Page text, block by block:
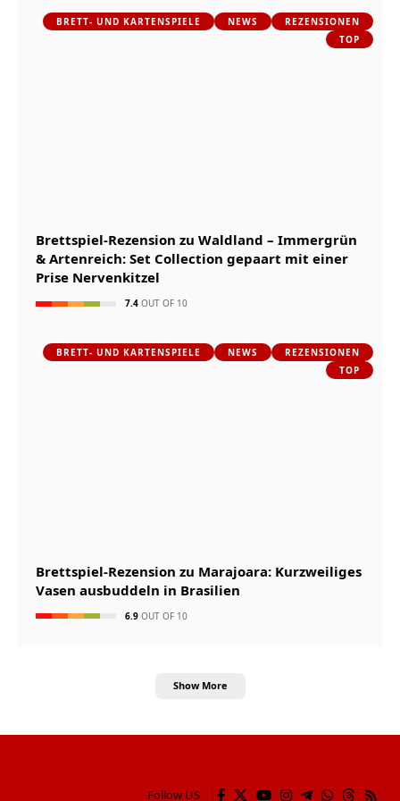
BRETT- UND KARTENSPIELE NEWS
REZENSIONEN
TOP
Brettspiel-Rezension zu Waldland – Immergrün
& Artenreich: Set Collection gepaart mit einer
Prise Nervenkitzel
7.4 OUT OF 10
BRETT- UND KARTENSPIELE NEWS
REZENSIONEN
TOP
Brettspiel-Rezension zu Marajoara: Kurzweiliges
Vasen ausbuddeln in Brasilien
6.9 OUT OF 10
Show More
Follow US